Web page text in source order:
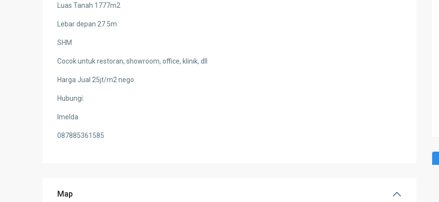
Luas Tanah 1777m2
Lebar depan 27.5m
SHM
Cocok untuk restoran, showroom, office, klinik, dll
Harga Jual 25jt/m2 nego
Hubungi:
Imelda
087885361585
Map